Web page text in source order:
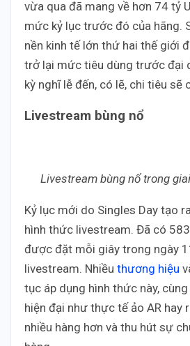
vừa qua đã mang về hơn 74 tỷ
mức kỷ lục trước đó của hãng.
nền kinh tế lớn thứ hai thế giới
trở lại mức tiêu dùng trước đại
kỳ nghĩ lễ đến, có lẽ, chi tiêu sẽ
Livestream bùng nổ
Livestream bùng nổ trong
Kỷ lục mới do Singles Day tạo
hình thức livestream. Đã có
được đặt mỗi giây trong ngày
livestream. Nhiều thương hiệu
tục áp dụng hình thức này,
hiện đại như thực tế ảo AR hay
nhiều hàng hơn và thu hút sự